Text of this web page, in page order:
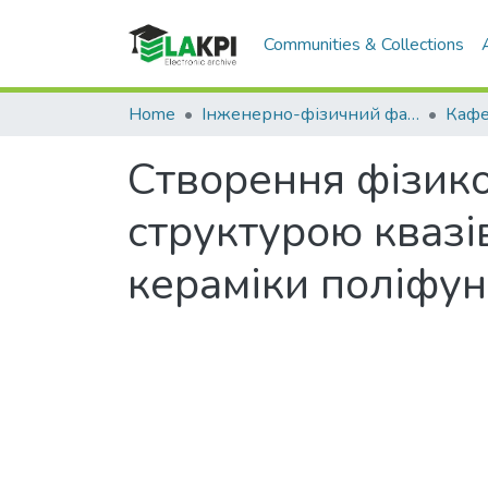
Communities & Collections
Home Інженерно-фізичний факультет (ІФФ)
Створення
структурою
кераміки